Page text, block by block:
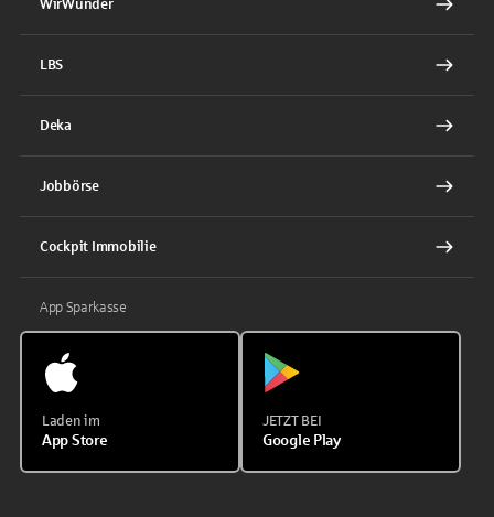
WirWunder
LBS
Deka
Jobbörse
Cockpit Immobilie
App Sparkasse
Laden im
App Store
JETZT BEI
Google Play